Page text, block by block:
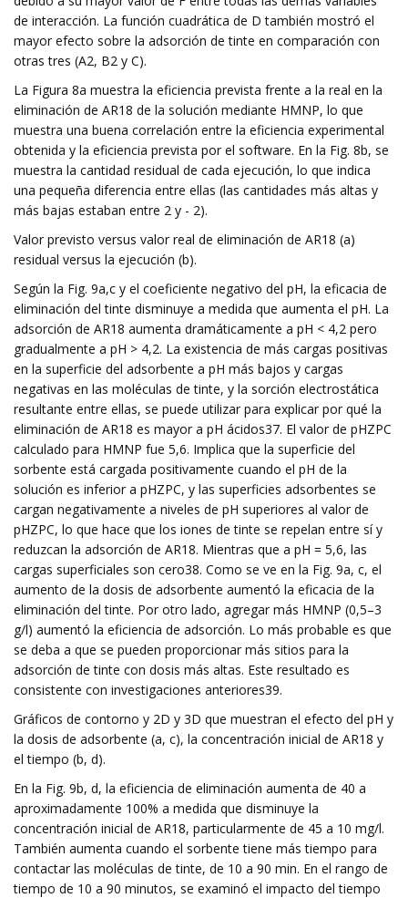
de interacción. La función cuadrática de D también mostró el
mayor efecto sobre la adsorción de tinte en comparación con
otras tres (A2, B2 y C).
La Figura 8a muestra la eficiencia prevista frente a la real en la
eliminación de AR18 de la solución mediante HMNP, lo que
muestra una buena correlación entre la eficiencia experimental
obtenida y la eficiencia prevista por el software. En la Fig. 8b, se
muestra la cantidad residual de cada ejecución, lo que indica
una pequeña diferencia entre ellas (las cantidades más altas y
más bajas estaban entre 2 y - 2).
Valor previsto versus valor real de eliminación de AR18 (a)
residual versus la ejecución (b).
Según la Fig. 9a,c y el coeficiente negativo del pH, la eficacia de
eliminación del tinte disminuye a medida que aumenta el pH. La
adsorción de AR18 aumenta dramáticamente a pH < 4,2 pero
gradualmente a pH > 4,2. La existencia de más cargas positivas
en la superficie del adsorbente a pH más bajos y cargas
negativas en las moléculas de tinte, y la sorción electrostática
resultante entre ellas, se puede utilizar para explicar por qué la
eliminación de AR18 es mayor a pH ácidos37. El valor de pHZPC
calculado para HMNP fue 5,6. Implica que la superficie del
sorbente está cargada positivamente cuando el pH de la
solución es inferior a pHZPC, y las superficies adsorbentes se
cargan negativamente a niveles de pH superiores al valor de
pHZPC, lo que hace que los iones de tinte se repelan entre sí y
reduzcan la adsorción de AR18. Mientras que a pH = 5,6, las
cargas superficiales son cero38. Como se ve en la Fig. 9a, c, el
aumento de la dosis de adsorbente aumentó la eficacia de la
eliminación del tinte. Por otro lado, agregar más HMNP (0,5–3
g/l) aumentó la eficiencia de adsorción. Lo más probable es que
se deba a que se pueden proporcionar más sitios para la
adsorción de tinte con dosis más altas. Este resultado es
consistente con investigaciones anteriores39.
Gráficos de contorno y 2D y 3D que muestran el efecto del pH y
la dosis de adsorbente (a, c), la concentración inicial de AR18 y
el tiempo (b, d).
En la Fig. 9b, d, la eficiencia de eliminación aumenta de 40 a
aproximadamente 100% a medida que disminuye la
concentración inicial de AR18, particularmente de 45 a 10 mg/l.
También aumenta cuando el sorbente tiene más tiempo para
contactar las moléculas de tinte, de 10 a 90 min. En el rango de
tiempo de 10 a 90 minutos, se examinó el impacto del tiempo